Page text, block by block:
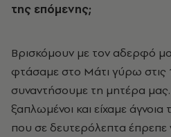
της επόμενης;
Βρισκόμουν με τον αδερφό
φτάσαμε στο Μάτι γύρω στις
συναντήσουμε τη μητέρα
ξαπλωμένοι και είχαμε
που σε δευτερόλεπτα έπρεπε